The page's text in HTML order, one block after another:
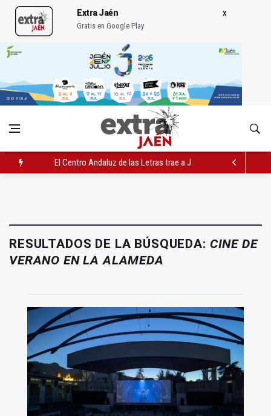
Extra Jaén
Gratis en Google Play
El Centro Andaluz de las Letras trae a Jaén al filósofo Omar
RESULTADOS DE LA BÚSQUEDA: CINE DE
VERANO EN LA ALAMEDA